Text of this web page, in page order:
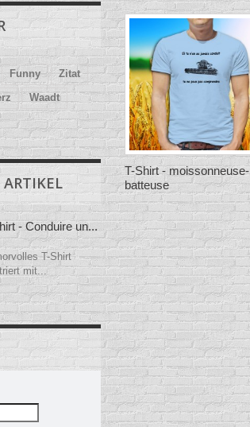
Funny
Zitat
Waadt
- Conduire un...
T-Shirt
mit...
T-Shirt - moissonneuse-
batteuse